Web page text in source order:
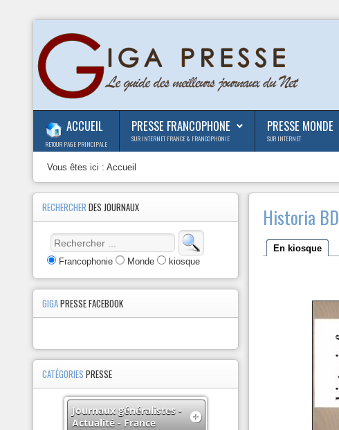
ACCUEIL
RETOUR PAGE PRINCIPALE
PRESSE FRANCOPHONE
SUR INTERNET FRANCE & FRANCOPHONIE
PRESSE MONDE
SUR INTERNET
Vous êtes ici :Accueil
Historia BD
En kiosque
RECHERCHERDES JOURNAUX
Francophonie Monde kiosque
GIGAPRESSE FACEBOOK
CATÉGORIESPRESSE
Journaux généralistes -
Actualité - France